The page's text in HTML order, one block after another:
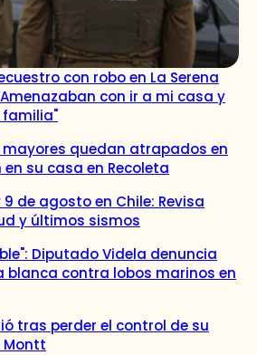
con robo en La Serena
con ir a mi casa y
familia"
quedan atrapados en
su casa en Recoleta
de agosto en Chile: Revisa
y últimos sismos
Diputado Videla denuncia
blanca contra lobos marinos en
tras perder el control de su
Montt